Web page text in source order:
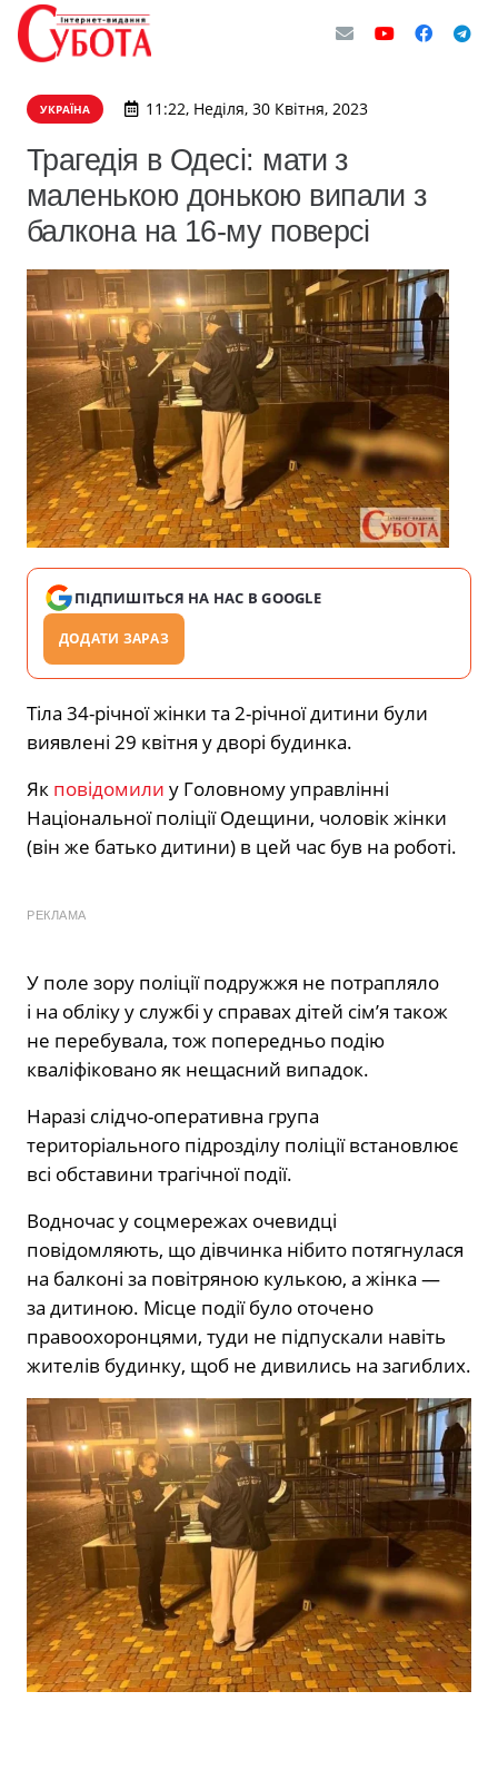
УКРАЇНА 11:22, Неділя, 30 Квітня, 2023
Трагедія в Одесі: мати з
маленькою донькою випали з
балкона на 16-му поверсі
ПІДПИШІТЬСЯ НА НАС В GOOGLE
ДОДАТИ ЗАРАЗ
Тіла 34-річної жінки та 2-річної дитини були
виявлені 29 квітня у дворі будинка.
Як повідомили у Головному управлінні
Національної поліції Одещини, чоловік жінки
(він же батько дитини) в цей час був на роботі.
РЕКЛАМА
У поле зору поліції подружжя не потрапляло
і на обліку у службі у справах дітей сім’я також
не перебувала, тож попередньо подію
кваліфіковано як нещасний випадок.
Наразі слідчо-оперативна група
територіального підрозділу поліції встановлює
всі обставини трагічної події.
Водночас у соцмережах очевидці
повідомляють, що дівчинка нібито потягнулася
на балконі за повітряною кулькою, а жінка —
за дитиною. Місце події було оточено
правоохоронцями, туди не підпускали навіть
жителів будинку, щоб не дивились на загиблих.